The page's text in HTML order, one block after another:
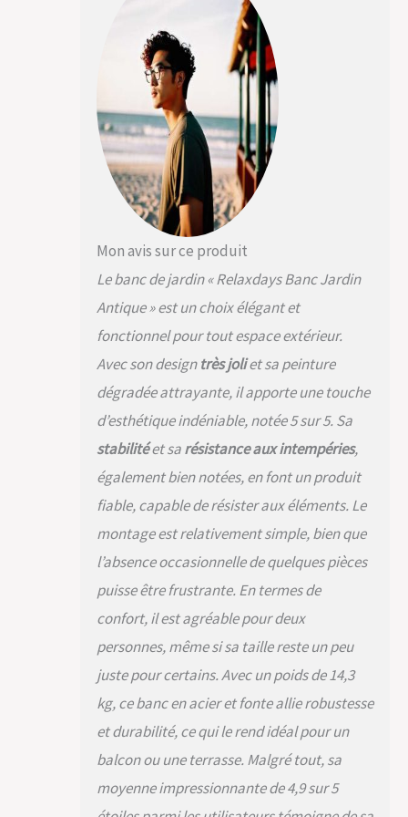
dimensions HlP: env.
90x 127,5x 63 Banc à
2 sièges stable pour
repos et profiter du
soleil; se détendre
avec un livre et une
tasse de t Banc de
balcon de grande
qualité et longue vie;
supporte env. 220 kg;
le banc est
Mon avis sur ce produit
Le banc de jardin « Relaxdays Banc Jardin
Antique » est un choix élégant et
fonctionnel pour tout espace extérieur.
Avec son designtrès joliet sa peinture
dégradée attrayante, il apporte une touche
d’esthétique indéniable, notée 5 sur 5. Sa
stabilitéet sarésistance aux intempéries,
également bien notées, en font un produit
fiable, capable de résister aux éléments. Le
montage est relativement simple, bien que
l’absence occasionnelle de quelques pièces
puisse être frustrante. En termes de
confort, il est agréable pour deux
personnes, même si sa taille reste un peu
juste pour certains. Avec un poids de 14,3
kg, ce banc en acier et fonte allie robustesse
et durabilité, ce qui le rend idéal pour un
balcon ou une terrasse. Malgré tout, sa
moyenne impressionnante de 4,9 sur 5